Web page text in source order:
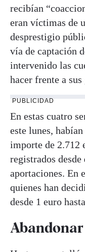
recibían
eran víctimas de
desprestigio
vía de captación
intervenido las
hacer frente a sus
PUBLICIDAD
En estas cuatro
este lunes,
importe de 2.712
registrados
aportaciones. En
quienes han
desde 1 euro